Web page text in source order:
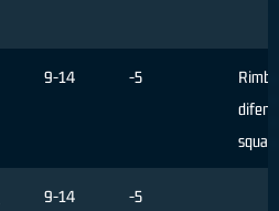
9-14 -5
9-14 -5